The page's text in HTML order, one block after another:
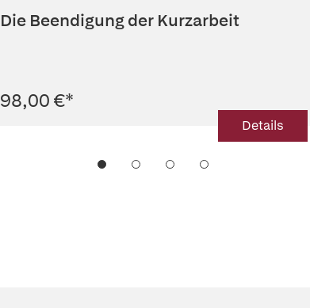
Die Beendigung der Kurzarbeit
98,00 €*
Details